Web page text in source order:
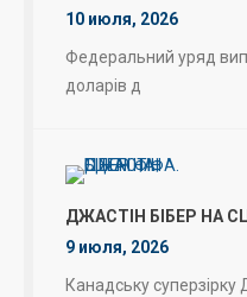
10 июля, 2026
Федеральний уряд
доларів д
ДЖАСТІН БІБЕР НА
9 июля, 2026
Канадську